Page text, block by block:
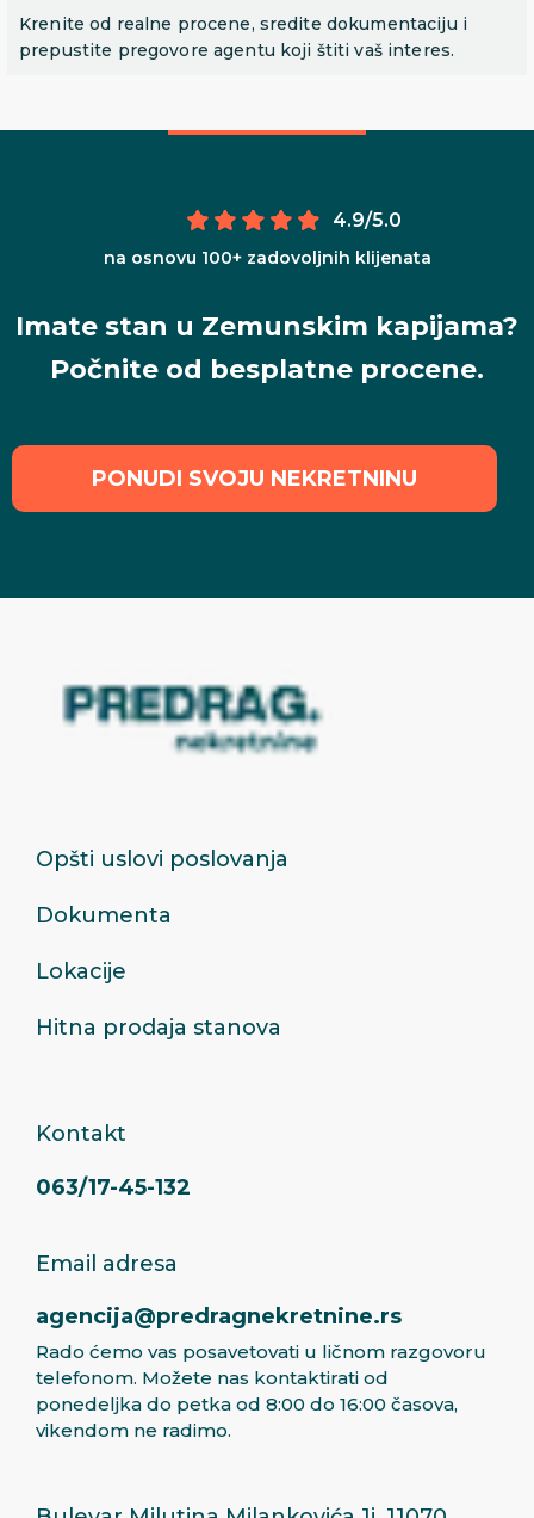
Krenite od realne procene, sredite dokumentaciju i
prepustite pregovore agentu koji štiti vaš interes.
4.9/5.0
na osnovu 100+ zadovoljnih klijenata
Imate stan u Zemunskim kapijama?
Počnite od besplatne procene.
PONUDI SVOJU NEKRETNINU
Opšti uslovi poslovanja
Dokumenta
Lokacije
Hitna prodaja stanova
Kontakt
063/17-45-132
Email adresa
agencija@predragnekretnine.rs
Rado ćemo vas posavetovati u ličnom razgovoru
telefonom. Možete nas kontaktirati od
ponedeljka do petka od 8:00 do 16:00 časova,
vikendom ne radimo.